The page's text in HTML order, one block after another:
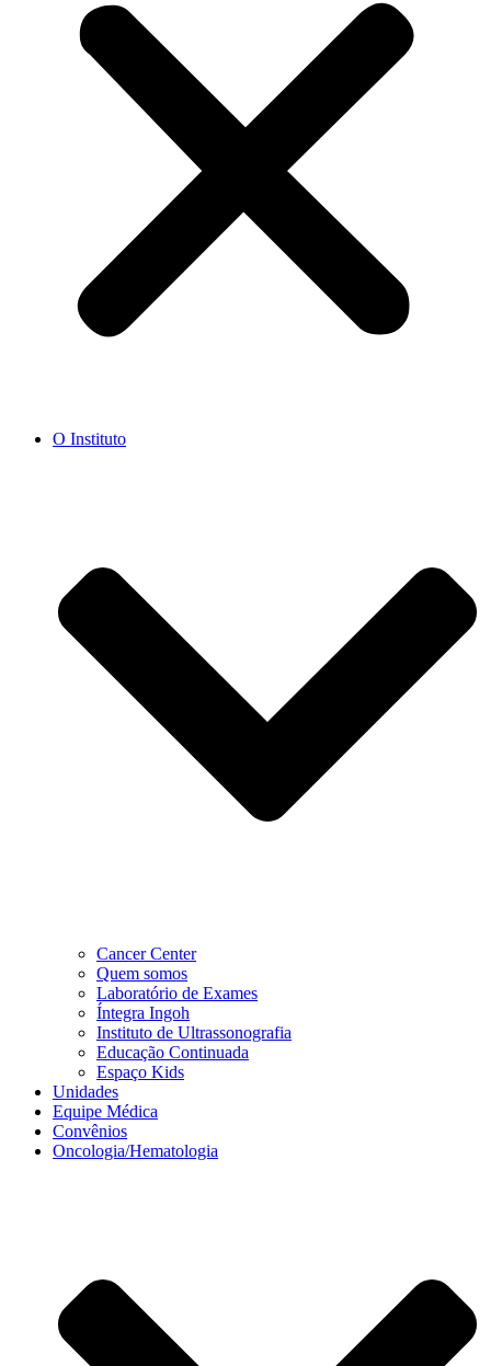
O Instituto
Cancer Center
Quem somos
Laboratório de Exames
Íntegra Ingoh
Instituto de Ultrassonografia
Educação Continuada
Espaço Kids
Unidades
Equipe Médica
Convênios
Oncologia/Hematologia